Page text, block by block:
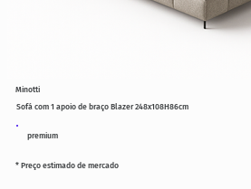
premium
Sofá com 1 apoio de braço Blazer 248x108H86cm
* Preço estimado de mercado
Minotti